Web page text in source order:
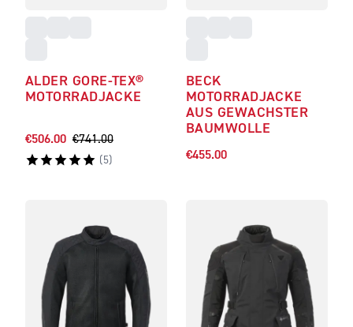
ALDER GORE-TEX®
MOTORRADJACKE
€506.00 €741.00
( 5)
BECK
MOTORRADJACKE
AUS GEWACHSTER
BAUMWOLLE
€455.00